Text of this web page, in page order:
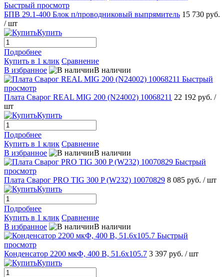
Быстрый просмотр
БПВ 29.1-400 Блок п/проводниковый выпрямитель 15 730 руб.
/ шт
Купить
Подробнее
Купить в 1 клик Сравнение
В избранное
В наличии
Быстрый
просмотр
Плата Сварог REAL MIG 200 (N24002) 10068211 22 192 руб. /
шт
Купить
Подробнее
Купить в 1 клик Сравнение
В избранное
В наличии
Быстрый
просмотр
Плата Сварог PRO TIG 300 P (W232) 10070829 8 085 руб. / шт
Купить
Подробнее
Купить в 1 клик Сравнение
В избранное
В наличии
Быстрый
просмотр
Конденсатор 2200 мкФ, 400 В, 51.6х105.7 3 397 руб. / шт
Купить